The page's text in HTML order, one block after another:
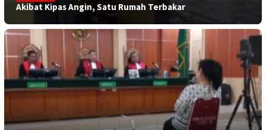
Akibat Kipas Angin, Satu Rumah Terbakar